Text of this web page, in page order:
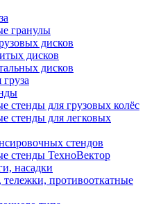
гранулы
дисков
дисков
дисков
стенды для грузовых колёс
стенды для легковых
стендов
стенды ТехноВектор
насадки
противооткатные